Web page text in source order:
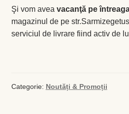
Şi vom avea vacanţă pe
magazinul de pe
serviciul de livrare fiind activ de
Categorie: Noutăți & Promoții